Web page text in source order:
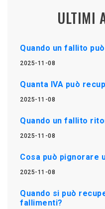
ULTIMI
Quando un fallito
2025-11-08
Quanta IVA può
2025-11-08
Quando un fallito
2025-11-08
Cosa può pignorare
2025-11-08
Quando si può
fallimenti?